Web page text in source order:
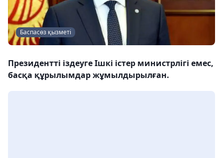
Баспасөз қызметі
Президентті іздеуге Ішкі істер министрлігі емес,
басқа құрылымдар жұмылдырылған.